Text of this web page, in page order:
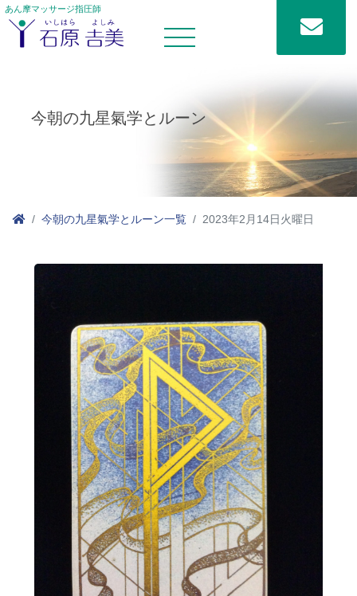
あん摩マッサージ指圧師
今朝の九星氣学とルーン
今朝の九星氣学とルーン一覧 2023年2月14日火曜日